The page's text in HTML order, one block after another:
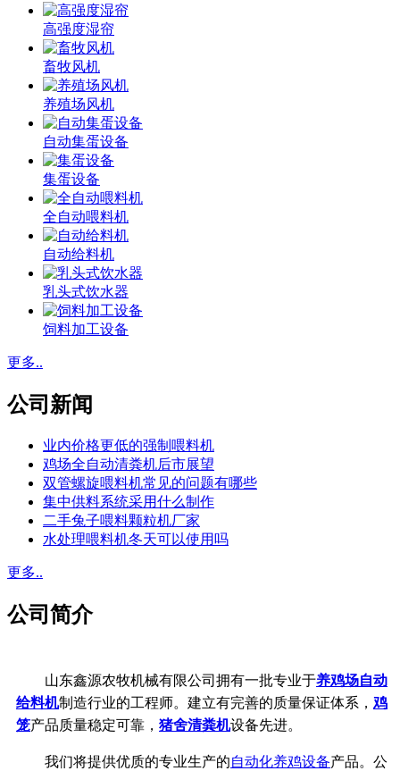
高强度湿帘
畜牧风机
养殖场风机
自动集蛋设备
集蛋设备
全自动喂料机
自动给料机
乳头式饮水器
饲料加工设备
更多..
公司新闻
业内价格更低的强制喂料机
鸡场全自动清粪机后市展望
双管螺旋喂料机常见的问题有哪些
集中供料系统采用什么制作
二手兔子喂料颗粒机厂家
水处理喂料机冬天可以使用吗
更多..
公司简介
山东鑫源农牧机械有限公司拥有一批专业于养鸡场自动
给料机制造行业的工程师。建立有完善的质量保证体系， 鸡
笼产品质量稳定可靠， 猪舍清粪机设备先进。
我们将提供优质的专业生产的自动化养鸡设备产品。公